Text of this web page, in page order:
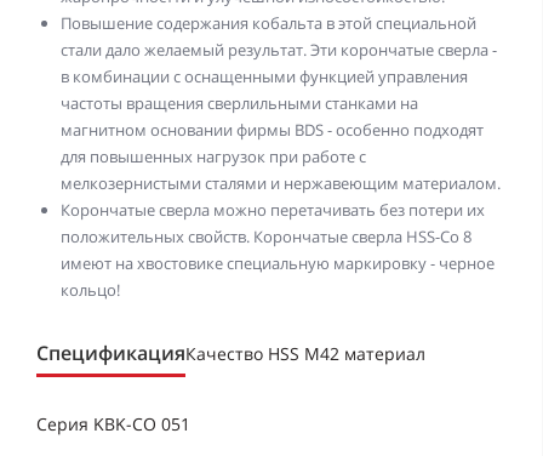
Повышение содержания кобальта в этой специальной
стали дало желаемый результат. Эти корончатые сверла -
в комбинации с оснащенными функцией управления
частоты вращения сверлильными станками на
магнитном основании фирмы BDS - особенно подходят
для повышенных нагрузок при работе с
мелкозернистыми сталями и нержавеющим материалом.
Корончатые сверла можно перетачивать без потери их
положительных свойств. Корончатые сверла HSS-Co 8
имеют на хвостовике специальную маркировку - черное
кольцо!
СпецификацияКачество HSS M42 материал
Серия KBK-CO 051